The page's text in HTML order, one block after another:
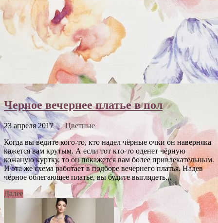
Черное вечернее платье в пол
23 апреля 2017 Цветные
Когда вы ведите кого-то, кто надел чёрные очки он наверняка
кажется вам крутым. А если тот кто-то оденет чёрную
кожаную куртку, то он покажется вам более привлекательным.
И эта же схема работает в подборе вечернего платья. Надев
чёрное облегающее платье, вы будите выглядеть...
Далее